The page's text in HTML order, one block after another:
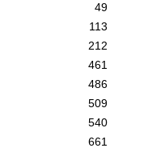
49
113
212
461
486
509
540
661